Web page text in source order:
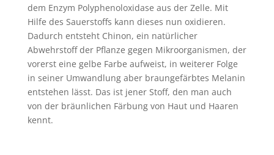
dem Enzym Polyphenoloxidase aus der Zelle. Mit
Hilfe des Sauerstoffs kann dieses nun oxidieren.
Dadurch entsteht Chinon, ein natürlicher
Abwehrstoff der Pflanze gegen Mikroorganismen, der
vorerst eine gelbe Farbe aufweist, in weiterer Folge
in seiner Umwandlung aber braungefärbtes Melanin
entstehen lässt. Das ist jener Stoff, den man auch
von der bräunlichen Färbung von Haut und Haaren
kennt.